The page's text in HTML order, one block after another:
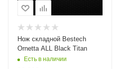
Нож складной Bestech
Ornetta ALL Black Titan
Есть в наличии